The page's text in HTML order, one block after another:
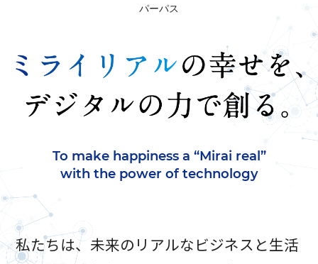
パーパス
To make happiness a “Mirai real”
with the power of technology
私たちは、未来のリアルなビジネスと生活